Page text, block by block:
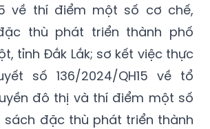
về thí điểm một số cơ chế,
thù phát triển thành phố
tỉnh Đắk Lắk; sơ kết việc thực
số 136/2024/QH15 về tổ
đô thị và thí điểm một số
sách đặc thù phát triển thành